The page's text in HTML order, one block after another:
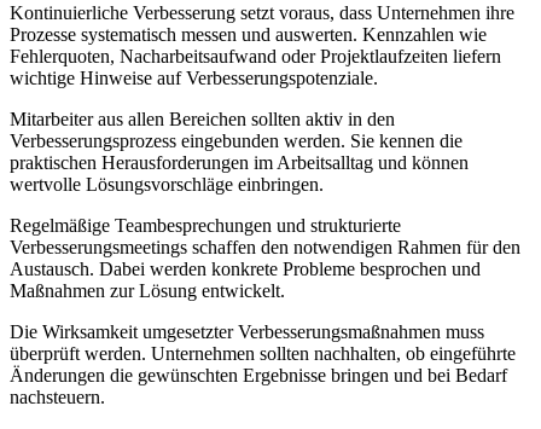
Kontinuierliche Verbesserung setzt voraus, dass Unternehmen ihre
Prozesse systematisch messen und auswerten. Kennzahlen wie
Fehlerquoten, Nacharbeitsaufwand oder Projektlaufzeiten liefern
wichtige Hinweise auf Verbesserungspotenziale.
Mitarbeiter aus allen Bereichen sollten aktiv in den
Verbesserungsprozess eingebunden werden. Sie kennen die
praktischen Herausforderungen im Arbeitsalltag und können
wertvolle Lösungsvorschläge einbringen.
Regelmäßige Teambesprechungen und strukturierte
Verbesserungsmeetings schaffen den notwendigen Rahmen für den
Austausch. Dabei werden konkrete Probleme besprochen und
Maßnahmen zur Lösung entwickelt.
Die Wirksamkeit umgesetzter Verbesserungsmaßnahmen muss
überprüft werden. Unternehmen sollten nachhalten, ob eingeführte
Änderungen die gewünschten Ergebnisse bringen und bei Bedarf
nachsteuern.